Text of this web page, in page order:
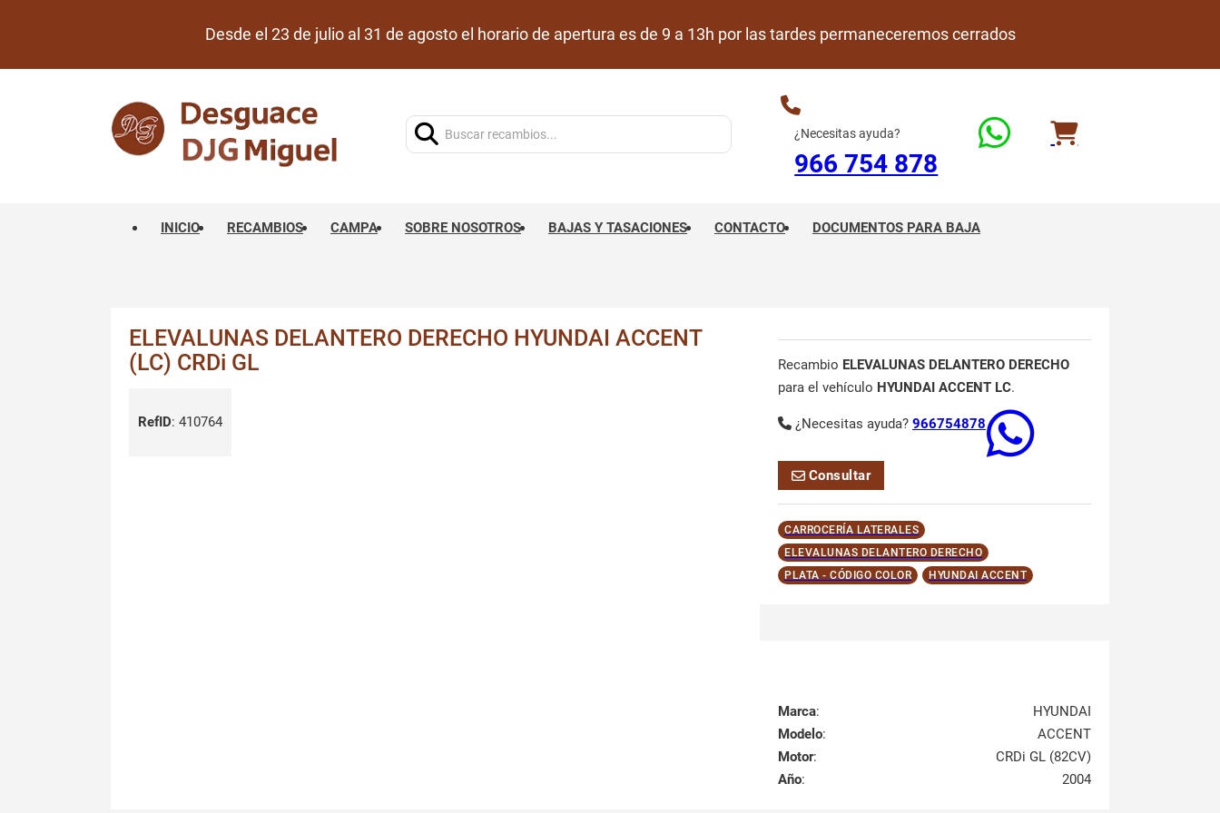
Desde el 23 de julio al 31 de agosto el horario de apertura es de 9 a 13h por las tardes permaneceremos cerrados
¿Necesitas ayuda?
966 754 878
INICIO RECAMBIOS CAMPA SOBRE NOSOTROS BAJAS Y TASACIONES CONTACTO DOCUMENTOS PARA BAJA
ELEVALUNAS DELANTERO DERECHO HYUNDAI ACCENT
(LC) CRDi GL
RefID: 410764
Recambio ELEVALUNAS DELANTERO DERECHO
para el vehículo HYUNDAI ACCENT LC.
¿Necesitas ayuda? 966754878
Consultar
CARROCERÍA LATERALES
ELEVALUNAS DELANTERO DERECHO
PLATA - CÓDIGO COLOR
HYUNDAI ACCENT
Marca:
HYUNDAI
Modelo:
ACCENT
Motor:
CRDi GL (82CV)
Año: 2004